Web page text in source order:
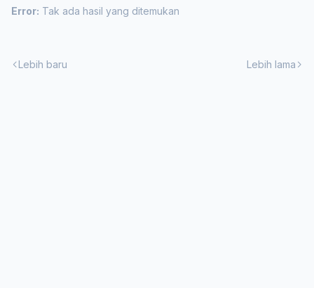
Error: Tak ada hasil yang ditemukan
Lebih baru Lebih lama